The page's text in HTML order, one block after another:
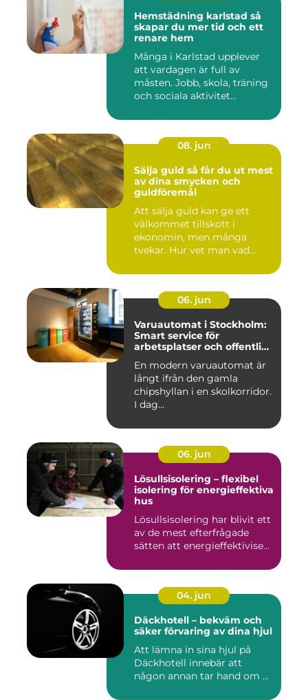
Hemstädning karlstad så
skapar du mer tid och ett
renare hem
Många i Karlstad upplever
att vardagen är full av
måsten. Jobb, skola, träning
och sociala aktivitet...
08. jun
Sälja guld så får du ut mest
av dina smycken och
guldföremål
Att sälja guld kan ge ett
välkommet tillskott i
ekonomin, men många
tvekar. Hur vet man vad
06. jun
Varuautomat i Stockholm:
Smart service för
arbetsplatser och offentliga
En modern varuautomat är
långt ifrån den gamla
chipshyllan i en skolkorridor.
I dag...
06. jun
Lösullsisolering – flexibel
isolering för energieffektiva
hus
Lösullsisolering har blivit ett
av de mest efterfrågade
sätten att energieffektivise...
04. jun
Däckhotell – bekväm och
säker förvaring av dina hjul
Att lämna in sina hjul på
Däckhotell innebär att
någon annan tar hand om ...